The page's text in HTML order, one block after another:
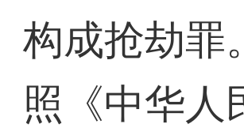
构成抢劫罪
照《中华人